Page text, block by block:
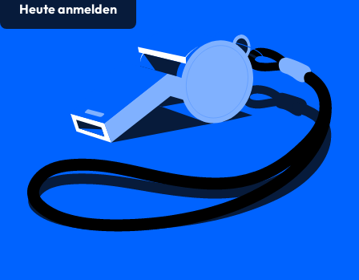
Heute anmelden